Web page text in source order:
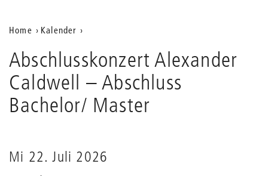
Suche
Aktuelle
Position
auf
der
Webseite
Home
Kalender
Alexander
Caldwell
Abschlusskonzert Alexander
Caldwell – Abschluss
Bachelor/ Master
Mi 22. Juli 2026